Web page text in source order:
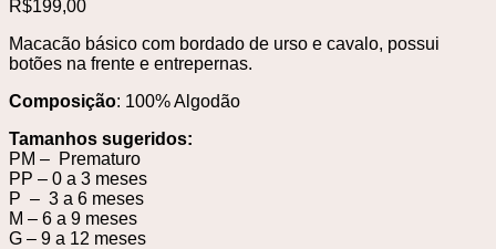
R$199,00
Macacão básico com bordado de urso e cavalo, possui
botões na frente e entrepernas.
Composição: 100% Algodão
Tamanhos sugeridos:
PM – Prematuro
PP – 0 a 3 meses
P – 3 a 6 meses
M – 6 a 9 meses
G – 9 a 12 meses